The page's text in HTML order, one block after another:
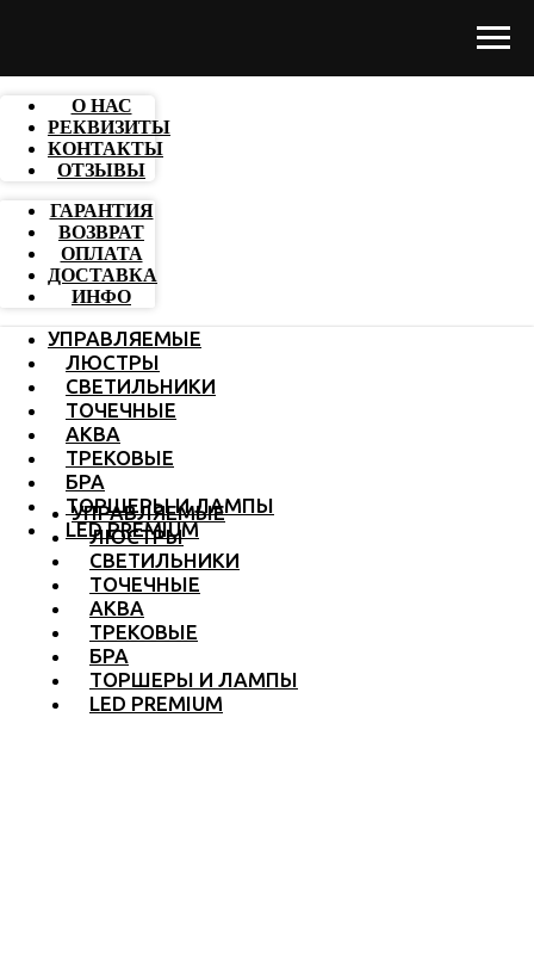
О НАС
РЕКВИЗИТЫ
КОНТАКТЫ
ОТЗЫВЫ
ГАРАНТИЯ
ВОЗВРАТ
ОПЛАТА
ДОСТАВКА
ИНФО
УПРАВЛЯЕМЫЕ
ЛЮСТРЫ
СВЕТИЛЬНИКИ
ТОЧЕЧНЫЕ
АКВА
ТРЕКОВЫЕ
БРА
ТОРШЕРЫ И ЛАМПЫ
LED PREMIUM
УПРАВЛЯЕМЫЕ
ЛЮСТРЫ
СВЕТИЛЬНИКИ
ТОЧЕЧНЫЕ
АКВА
ТРЕКОВЫЕ
БРА
ТОРШЕРЫ И ЛАМПЫ
LED PREMIUM